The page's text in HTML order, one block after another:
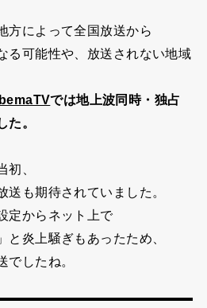
方によって全国放送から
る可能性や、放送されない地域
では地上波同時・独占
た。
初、
送も期待されていました。
定からネット上で
と炎上騒ぎもあったため、
でしたね。